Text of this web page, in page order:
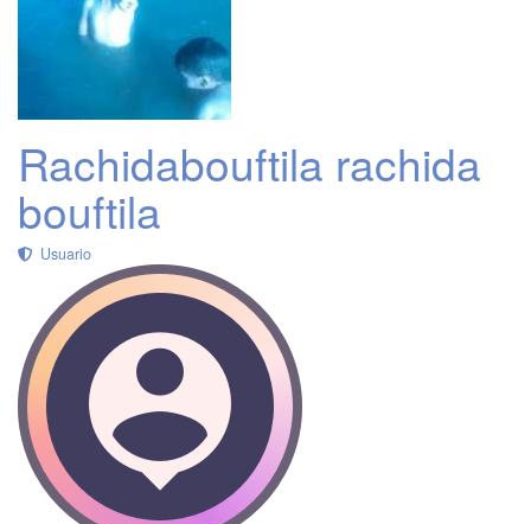
Rachidabouftila rachida
bouftila
Usuario